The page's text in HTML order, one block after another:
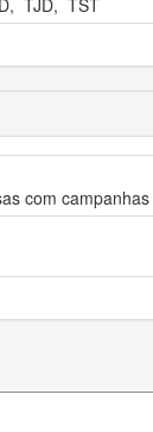
, TJD, TST
com